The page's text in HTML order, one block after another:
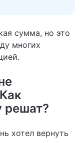
сумма, но это
многих
решат?
хотел вернуть